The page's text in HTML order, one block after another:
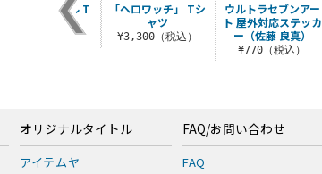
カイザーベリアル T
¥3,300（税込）
「ヘロワッチ」 Tシ
ャツ
¥3,300（税込）
ウルトラセブンアー
ト 屋外対応ステッカ
ー（佐藤 良真）
¥770（税込）
オリジナルタイトル
アイテムヤ
FAQ/お問い合わせ
FAQ